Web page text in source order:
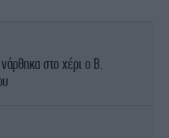
στο χέρι ο Β.